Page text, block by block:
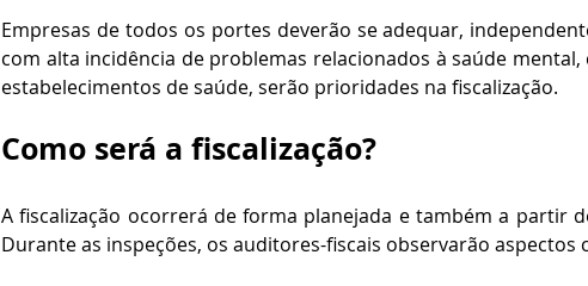
Empresas de todos os portes deverão se adequar,
com alta incidência de problemas relacionados à saúde
estabelecimentos de saúde, serão prioridades na fiscalização.
Como será a fiscalização?
A fiscalização ocorrerá de forma planejada e também a partir
Durante as inspeções, os auditores-fiscais observarão aspectos